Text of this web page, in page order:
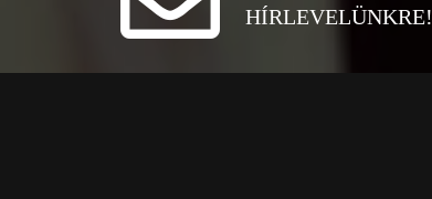
HÍRLEVELÜNKRE!